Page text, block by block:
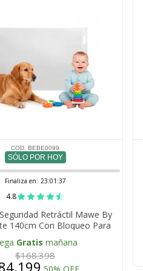
COD. BEBE0099
SÓLO POR HOY
Finaliza en: 23:01:36
4.8
Retráctil Mawe By
140cm Con Bloqueo Para
Niños y Mascotas
Gratis mañana
$168.398